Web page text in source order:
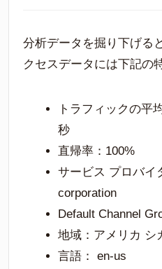
分析データを掘り下げる
クセスデータには下記の
トラフィックの平
秒
直帰率：100%
サービス プロバイ
corporation
Default Channel
地域：アメリカ シ
言語： en-us